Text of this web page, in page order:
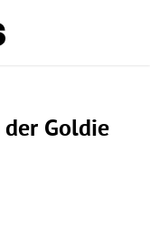
der Goldie